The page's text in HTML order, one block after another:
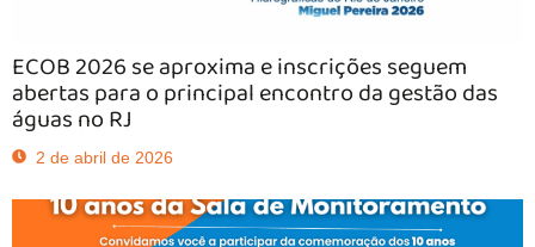
ECOB 2026 se aproxima e inscrições seguem
abertas para o principal encontro da gestão das
águas no RJ
2 de abril de 2026